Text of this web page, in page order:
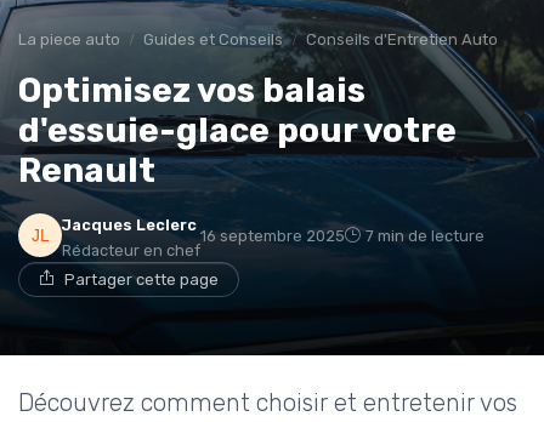
La piece auto Guides et Conseils Conseils d'Entretien Auto
Optimisez vos balais
d'essuie-glace pour votre
Renault
Jacques Leclerc
Rédacteur en chef
16 septembre 2025 7 min de lecture
Partager cette page
Découvrez comment choisir et entretenir vos